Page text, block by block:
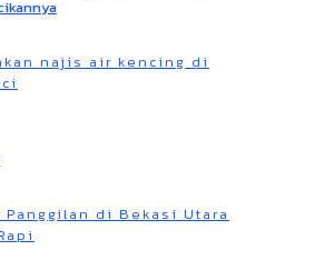
najis air kencing di
Panggilan di Bekasi Utara